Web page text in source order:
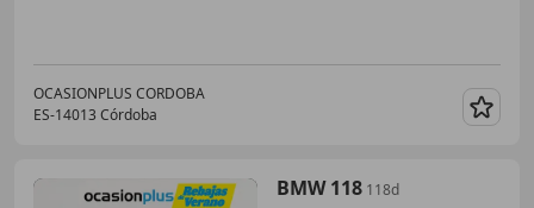
OCASIONPLUS CORDOBA
ES-14013 Córdoba
BMW 118 118d